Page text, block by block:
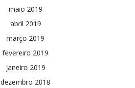
maio 2019
abril 2019
março 2019
fevereiro 2019
janeiro 2019
dezembro 2018